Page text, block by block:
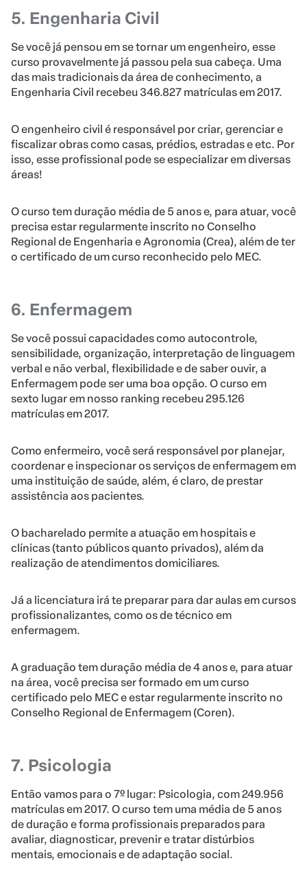
5. Engenharia Civil
Se você já pensou em se tornar um engenheiro, esse
curso provavelmente já passou pela sua cabeça. Uma
das mais tradicionais da área de conhecimento, a
Engenharia Civil recebeu 346.827 matrículas em 2017.
O engenheiro civil é responsável por criar, gerenciar e
fiscalizar obras como casas, prédios, estradas e etc. Por
isso, esse profissional pode se especializar em diversas
áreas!
O curso tem duração média de 5 anos e, para atuar, você
precisa estar regularmente inscrito no Conselho
Regional de Engenharia e Agronomia (Crea), além de ter
o certificado de um curso reconhecido pelo MEC.
6. Enfermagem
Se você possui capacidades como autocontrole,
sensibilidade, organização, interpretação de linguagem
verbal e não verbal, flexibilidade e de saber ouvir, a
Enfermagem pode ser uma boa opção. O curso em
sexto lugar em nosso ranking recebeu 295.126
matrículas em 2017.
Como enfermeiro, você será responsável por planejar,
coordenar e inspecionar os serviços de enfermagem em
uma instituição de saúde, além, é claro, de prestar
assistência aos pacientes.
O bacharelado permite a atuação em hospitais e
clínicas (tanto públicos quanto privados), além da
realização de atendimentos domiciliares.
Já a licenciatura irá te preparar para dar aulas em cursos
profissionalizantes, como os de técnico em
enfermagem.
A graduação tem duração média de 4 anos e, para atuar
na área, você precisa ser formado em um curso
certificado pelo MEC e estar regularmente inscrito no
Conselho Regional de Enfermagem (Coren).
7. Psicologia
Então vamos para o 7º lugar: Psicologia, com 249.956
matrículas em 2017. O curso tem uma média de 5 anos
de duração e forma profissionais preparados para
avaliar, diagnosticar, prevenir e tratar distúrbios
mentais, emocionais e de adaptação social.